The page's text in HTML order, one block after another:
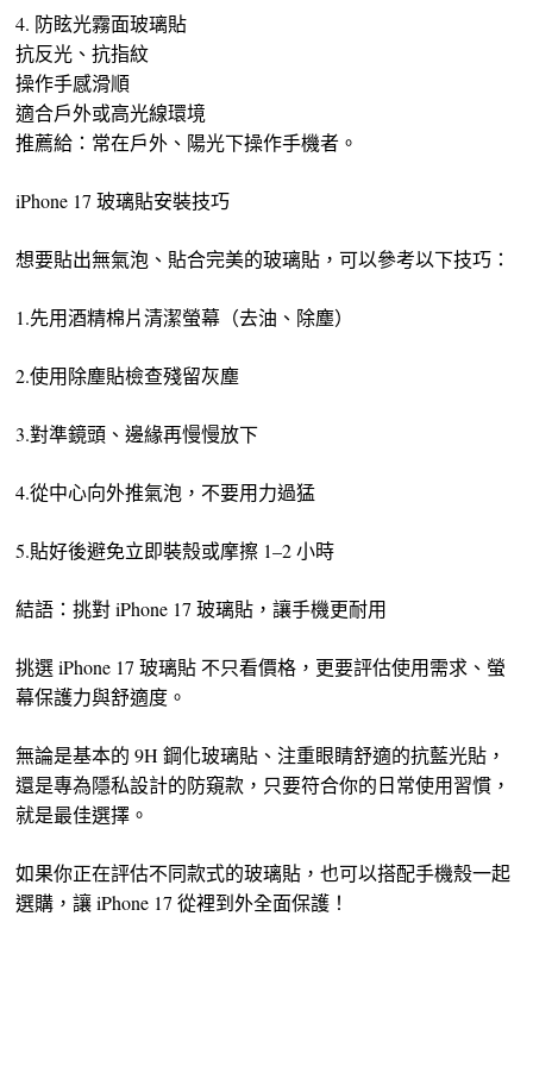
4. 防眩光霧面玻璃貼
抗反光、抗指紋
操作手感滑順
適合戶外或高光線環境
推薦給：常在戶外、陽光下操作手機者。
iPhone 17 玻璃貼安裝技巧
想要貼出無氣泡、貼合完美的玻璃貼，可以參考以下技巧：
1.先用酒精棉片清潔螢幕（去油、除塵）
2.使用除塵貼檢查殘留灰塵
3.對準鏡頭、邊緣再慢慢放下
4.從中心向外推氣泡，不要用力過猛
5.貼好後避免立即裝殼或摩擦 1–2 小時
結語：挑對 iPhone 17 玻璃貼，讓手機更耐用
挑選 iPhone 17 玻璃貼 不只看價格，更要評估使用需求、螢
幕保護力與舒適度。
無論是基本的 9H 鋼化玻璃貼、注重眼睛舒適的抗藍光貼，
還是專為隱私設計的防窺款，只要符合你的日常使用習慣，
就是最佳選擇。
如果你正在評估不同款式的玻璃貼，也可以搭配手機殼一起
選購，讓 iPhone 17 從裡到外全面保護！